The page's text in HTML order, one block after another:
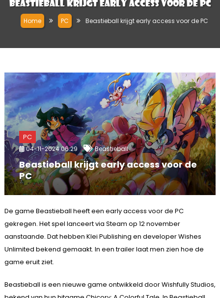
Beastieball krijgt early access voor de PC
Home PC Beastieball krijgt early access voor de PC
PC
04-11-2024 06:29 Beastieball
Beastieball krijgt early access voor de
PC
De game Beastieball heeft een early access voor de PC
gekregen. Het spel lanceert via Steam op 12 november
aanstaande. Dat hebben Klei Publishing en developer Wishes
Unlimited bekend gemaakt. In een trailer laat men zien hoe de
game eruit ziet.
Beastieball is een nieuwe game ontwikkeld door Wishfully Studios,